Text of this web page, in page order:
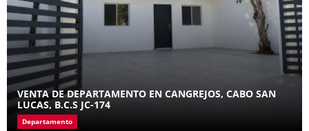
VENTA DE DEPARTAMENTO EN CANGREJOS, CABO SAN
LUCAS, B.C.S JC-174
Departamento